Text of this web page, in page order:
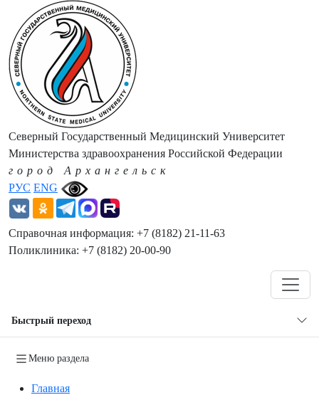
РУС ENG
Северный Государственный Медицинский Университет
Министерства здравоохранения Российской Федерации
город Архангельск
Справочная информация: +7 (8182) 21-11-63
Поликлиника: +7 (8182) 20-00-90
Быстрый переход
Меню раздела
Главная